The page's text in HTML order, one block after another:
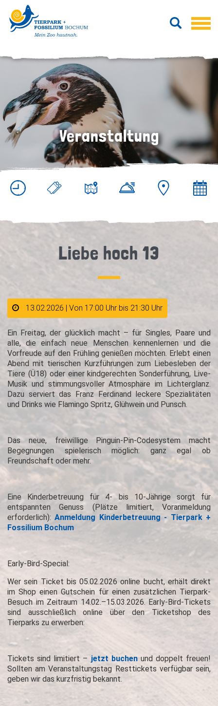
Veranstaltung
Liebe hoch 13
13.02.2026 | Von 17:00 Uhr bis 21:30 Uhr
Ein Freitag, der glücklich macht – für Singles, Paare und
alle, die einfach neue Menschen kennenlernen und die
Vorfreude auf den Frühling genießen möchten. Erlebt einen
Abend mit tierischen Kurzführungen zum Liebesleben der
Tiere (Ü18) oder einer kindgerechten Sonderführung, Live-
Musik und stimmungsvoller Atmosphäre im Lichterglanz.
Dazu serviert das Franz Ferdinand leckere Spezialitäten
und Drinks wie Flamingo Spritz, Glühwein und Punsch.
Das neue, freiwillige Pinguin-Pin-Codesystem macht
Begegnungen spielerisch möglich: ganz egal ob
Freundschaft oder mehr.
Eine Kinderbetreuung für 4- bis 10-Jährige sorgt für
entspannten Genuss (Plätze limitiert, Voranmeldung
erforderlich):Anmeldung Kinderbetreuung - Tierpark +
Fossilium Bochum
Early-Bird-Special:
Wer sein Ticket bis 05.02.2026 online bucht, erhält direkt
im Shop einen Gutschein für einen zusätzlichen Tierpark-
Besuch im Zeitraum 14.02.–15.03.2026. Early-Bird-Tickets
sind ausschließlich online über den Ticketshop des
Tierparks zu erwerben:
Tickets sind limitiert – jetzt buchenund doppelt freuen!
Sollten am Veranstaltungstag Resttickets verfügbar sein,
geben wir das kurzfristig bekannt.